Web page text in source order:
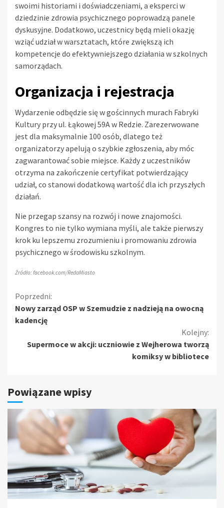
swoimi historiami i doświadczeniami, a eksperci w
dziedzinie zdrowia psychicznego poprowadzą panele
dyskusyjne. Dodatkowo, uczestnicy będą mieli okazję
wziąć udział w warsztatach, które zwiększą ich
kompetencje do efektywniejszego działania w szkolnych
samorządach.
Organizacja i rejestracja
Wydarzenie odbędzie się w gościnnych murach Fabryki
Kultury przy ul. Łąkowej 59A w Redzie. Zarezerwowane
jest dla maksymalnie 100 osób, dlatego też
organizatorzy apelują o szybkie zgłoszenia, aby móc
zagwarantować sobie miejsce. Każdy z uczestników
otrzyma na zakończenie certyfikat potwierdzający
udział, co stanowi dodatkową wartość dla ich przyszłych
działań.
Nie przegap szansy na rozwój i nowe znajomości.
Kongres to nie tylko wymiana myśli, ale także pierwszy
krok ku lepszemu zrozumieniu i promowaniu zdrowia
psychicznego w środowisku szkolnym.
Źródło: facebook.com/RedaMiasto
Kontynuuj
czytanie
Poprzedni:
Nowy zarząd OSP w Szemudzie z nadzieją na owocną
kadencję
Kolejny:
Supermoce w akcji: uczniowie z Wejherowa tworzą
komiksy w bibliotece
Powiązane wpisy